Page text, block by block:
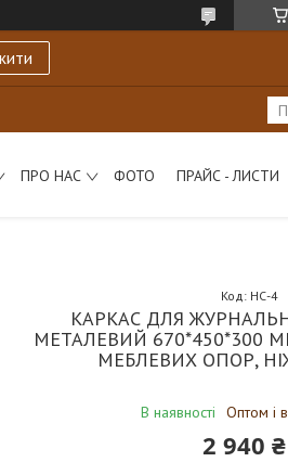
ПРО НАС ФОТО ПРАЙС - ЛИСТИ
КАРКАС ДЛЯ
МЕТАЛЕВИЙ 670*450*300
МЕБЛЕВИХ ОПОР,
В наявності Оптом і
Код: НС-4
2 940 ₴